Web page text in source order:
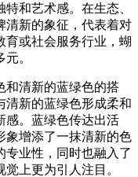
和艺术感。在生态、
清新的象征，代表着对
育或社会服务行业，蝴
。
和清新的蓝绿色的搭
清新的蓝绿色形成柔和
感。蓝绿色传达出活
象增添了一抹清新的色
专业性，同时也融入了
上更为引人注目。